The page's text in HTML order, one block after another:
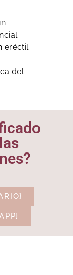
eréctil
del